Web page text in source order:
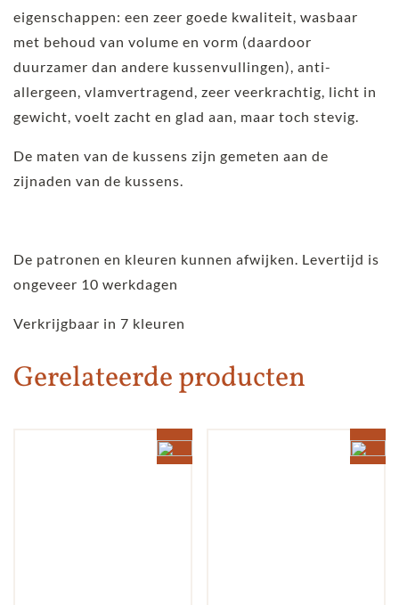
eigenschappen: een zeer goede kwaliteit, wasbaar
met behoud van volume en vorm (daardoor
duurzamer dan andere kussenvullingen), anti-
allergeen, vlamvertragend, zeer veerkrachtig, licht in
gewicht, voelt zacht en glad aan, maar toch stevig.
De maten van de kussens zijn gemeten aan de
zijnaden van de kussens.
De patronen en kleuren kunnen afwijken. Levertijd is
ongeveer 10 werkdagen
Verkrijgbaar in 7 kleuren
Gerelateerde producten